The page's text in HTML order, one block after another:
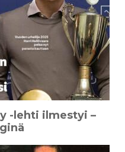
-lehti ilmestyi –